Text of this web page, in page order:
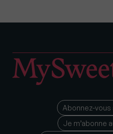
Abonnez-
Je m’abonne